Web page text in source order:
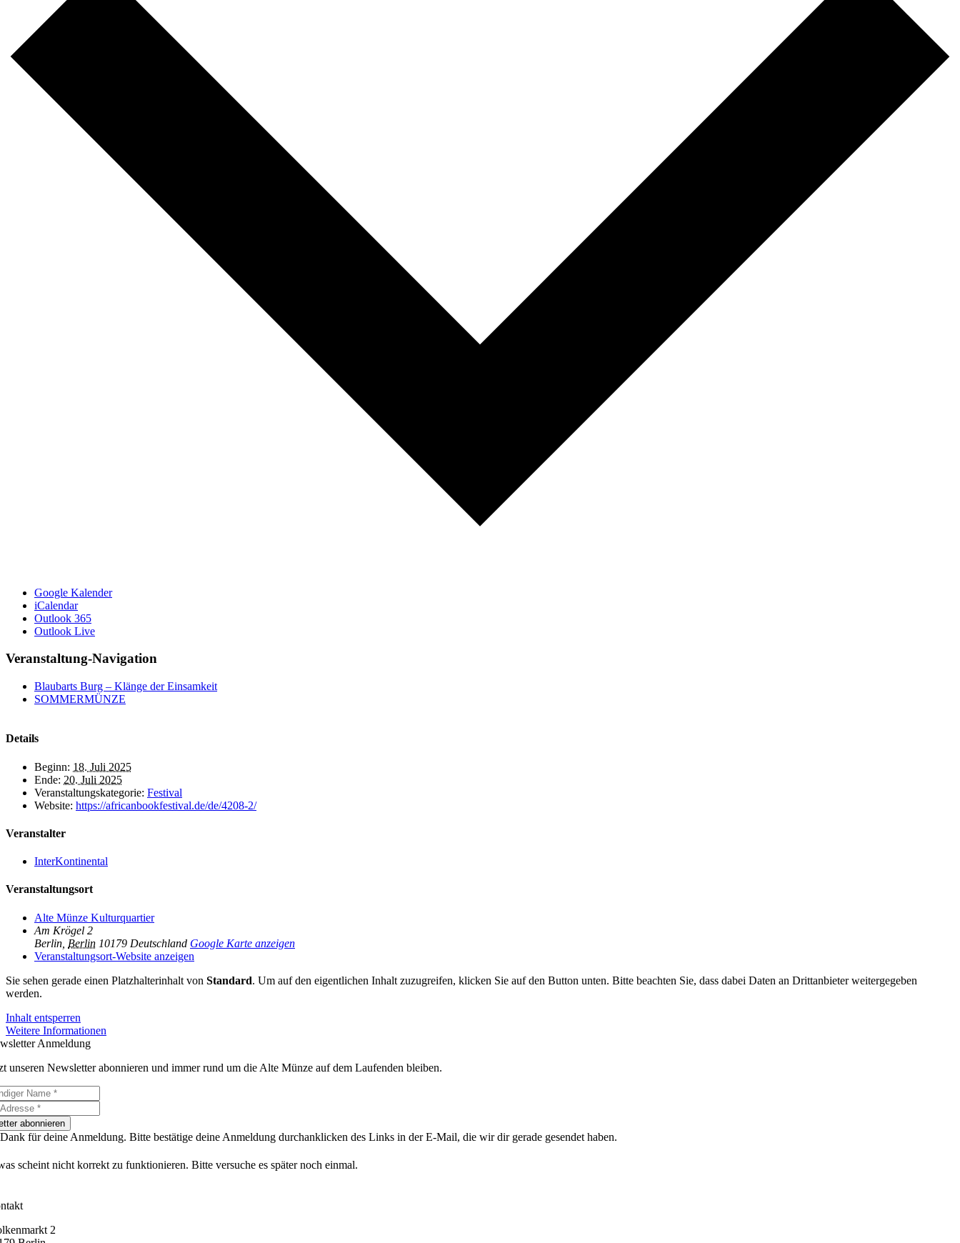
Google Kalender
iCalendar
Outlook 365
Outlook Live
Veranstaltung-Navigation
Blaubarts Burg – Klänge der Einsamkeit
SOMMERMÜNZE
Details
Beginn: 18. Juli 2025
Ende: 20. Juli 2025
Veranstaltungskategorie: Festival
Website: https://africanbookfestival.de/de/4208-2/
Veranstalter
InterKontinental
Veranstaltungsort
Alte Münze Kulturquartier
Am Krögel 2
Berlin Berlin 10179 Deutschland Google Karte anzeigen
Veranstaltungsort-Website anzeigen
Sie sehen gerade einen Platzhalterinhalt von Standard. Um auf den eigentlichen Inhalt zuzugreifen, klicken Sie auf den Button unten. Bitte beachten Sie, dass dabei Daten an Drittanbieter weitergegeben
werden.
Inhalt entsperren
Weitere Informationen
Anmeldung
unseren Newsletter abonnieren und immer rund um die Alte Münze auf dem Laufenden bleiben.
abonnieren
für deine Anmeldung. Bitte bestätige deine Anmeldung durchanklicken des Links in der E-Mail, die wir dir gerade gesendet haben.
scheint nicht korrekt zu funktionieren. Bitte versuche es später noch einmal.
2